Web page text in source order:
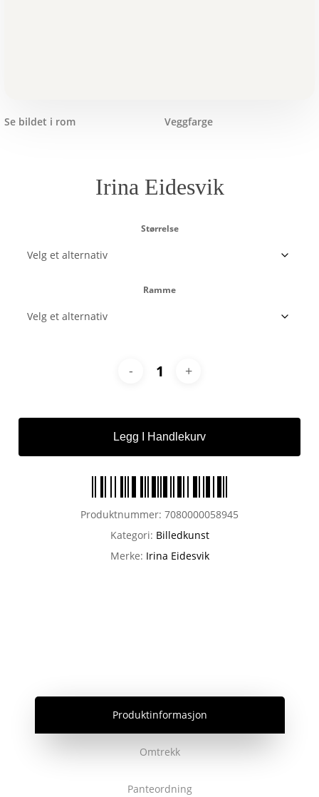
Se bildet i rom Veggfarge
Irina Eidesvik
Størrelse
Ramme
Legg I Handlekurv
Produktnummer: 7080000058945
Kategori: Billedkunst
Merke: Irina Eidesvik
Produktinformasjon
Omtrekk
Panteordning